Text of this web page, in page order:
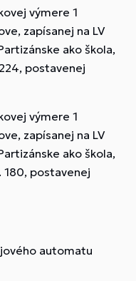
výmere 1
zapísanej na LV
ako škola,
postavenej
výmere 1
zapísanej na LV
ako škola,
180, postavenej
automatu